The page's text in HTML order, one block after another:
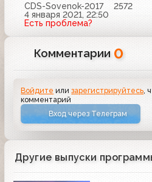
CDS-Sovenok-2017
2572
4 января 2021, 22:50
Есть проблема?
Комментарии 0
Войдите илизарегистрируйтесь ,
комментарий
Вход через Телеграм
Другие выпуски